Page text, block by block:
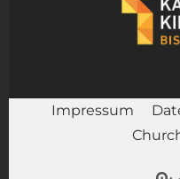
Impressum